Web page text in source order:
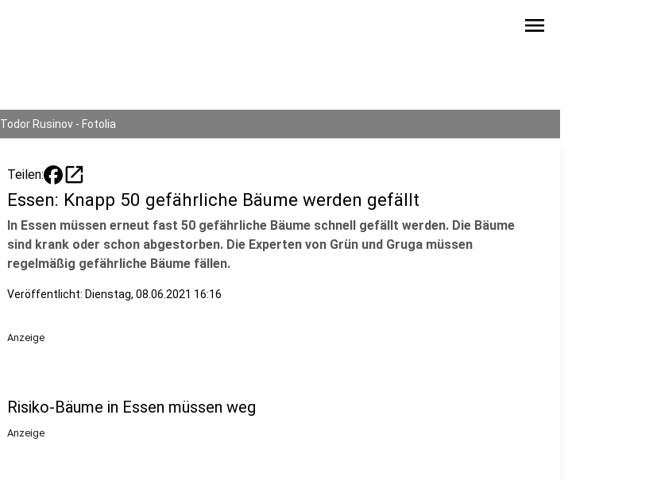
menu
Todor Rusinov - Fotolia
Teilen: open_in_new
Essen: Knapp 50 gefährliche Bäume werden gefällt
In Essen müssen erneut fast 50 gefährliche Bäume schnell gefällt werden. Die Bäume
sind krank oder schon abgestorben. Die Experten von Grün und Gruga müssen
regelmäßig gefährliche Bäume fällen.
Veröffentlicht: Dienstag, 08.06.2021 16:16
Anzeige
Risiko-Bäume in Essen müssen weg
Anzeige